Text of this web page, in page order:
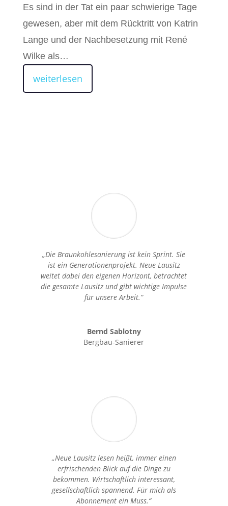
Es sind in der Tat ein paar schwierige Tage
gewesen, aber mit dem Rücktritt von Katrin
Lange und der Nachbesetzung mit René
Wilke als…
weiterlesen
„Die Braunkohlesanierung ist kein Sprint. Sie
ist ein Generationenprojekt. Neue Lausitz
weitet dabei den eigenen Horizont, betrachtet
die gesamte Lausitz und gibt wichtige Impulse
für unsere Arbeit.“
Bernd Sablotny
Bergbau-Sanierer
„Neue Lausitz lesen heißt, immer einen
erfrischenden Blick auf die Dinge zu
bekommen. Wirtschaftlich interessant,
gesellschaftlich spannend. Für mich als
Abonnement ein Muss.“